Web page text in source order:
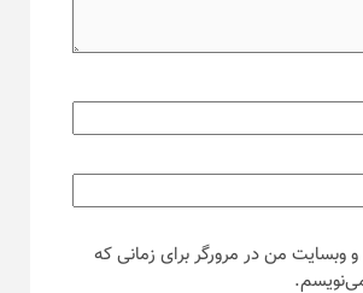
و وبسایت من در مرورگر برای زمانی که